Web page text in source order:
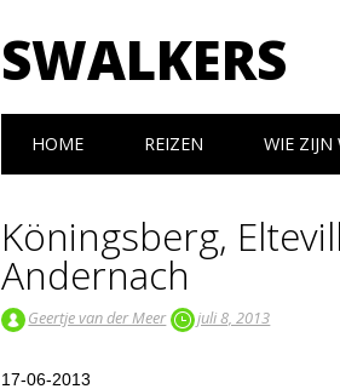
SWALKERS
Hoofdmenu
HOME REIZEN WIE ZIJN
Köningsberg,
Andernach
Geertje van der Meer juli 8, 2013
17-06-2013